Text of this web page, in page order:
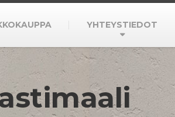
YHTEYSTIEDOT